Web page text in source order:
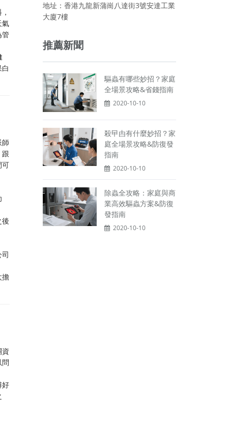
氣
可
擔
好
地址：香港九龍新蒲崗八達街3號安達工業
大廈7樓
推薦新聞
驅蟲有哪些妙招？家庭
全場景攻略&省錢指南
2020-10-10
殺曱甴有什麼妙招？家
庭全場景攻略&防復發
指南
2020-10-10
除蟲全攻略：家庭與商
業高效驅蟲方案&防復
發指南
2020-10-10